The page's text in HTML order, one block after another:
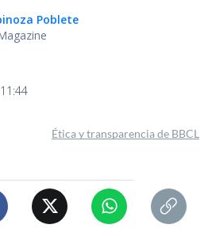
Poblete
Ética y transparencia de BBCL